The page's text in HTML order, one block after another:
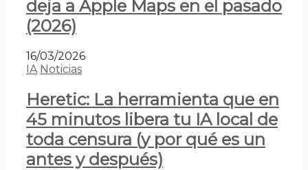
deja a Apple Maps en el pasado
(2026)
16/03/2026
IA Noticias
Heretic: La herramienta que en
45 minutos libera tu IA local de
toda censura (y por qué es un
antes y después)